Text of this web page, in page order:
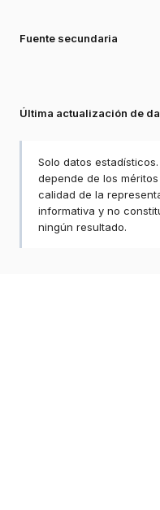
Fuente secundaria
Última actualización de
Solo datos
depende de los
calidad de la
informativa y no
ningún resultado.